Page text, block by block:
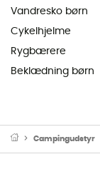
Vandresko børn
Cykelhjelme
Rygbærere
Beklædning børn
Campingudstyr